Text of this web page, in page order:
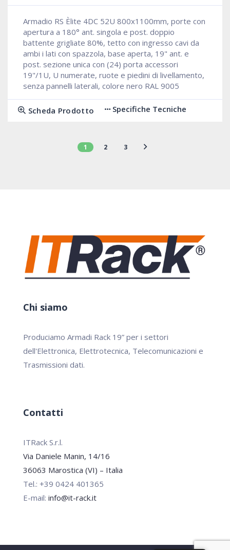
Armadio RS Èlite 4DC 52U 800x1100mm, porte con
apertura a 180° ant. singola e post. doppio
battente grigliate 80%, tetto con ingresso cavi da
ambi i lati con spazzola, base aperta, 19" ant. e
post. sezione unica con (24) porta accessori
19"/1U, U numerate, ruote e piedini di livellamento,
senza pannelli laterali, colore nero RAL 9005
Scheda Prodotto Specifiche Tecniche
1 2 3
Chi siamo
Produciamo Armadi Rack 19” per i settori
dell'Elettronica, Elettrotecnica, Telecomunicazioni e
Trasmissioni dati.
Contatti
ITRack S.r.l.
Via Daniele Manin, 14/16
36063 Marostica (VI) – Italia
Tel.: +39 0424 401365
E-mail: info@it-rack.it